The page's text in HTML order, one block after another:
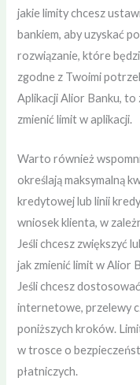
jakie limity chcesz
bankiem, aby uzyskać
rozwiązanie, które
zgodne z Twoimi
Aplikacji Alior Banku, to
zmienić limit w aplikacji.
Warto również
określają maksymalną
kredytowej lub linii
wniosek klienta, w
Jeśli chcesz zwiększyć
jak zmienić limit w Alior
Jeśli chcesz
internetowe, przelewy
poniższych kroków.
w trosce o
płatniczych.